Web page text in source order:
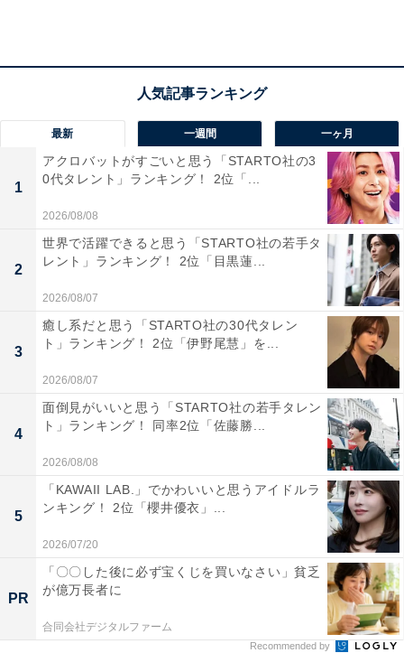
第2位：青山学院大学（18.8％）
2位は、「青山学院大学」でした。
「志願したい大学」関東ランキング総合3位、男子4位、
女子2位と関東圏でも高い人気を誇っています。文化系
学部が通う「青山キャンパス」は、渋谷・青山エリアと
いう都心に位置することもあり、非常におしゃれなイメ
ージを持たれる大学です。理学・工学系が通う「相模原
キャンパス」は湘南エリアに位置し、のびのびと学べる
環境が整っています。
最新 一週間 一ヶ月
1
アクロバットがすごいと思う「STARTO社の3
0代タレント」ランキング！ 2位「...
2026/08/08
2
世界で活躍できると思う「STARTO社の若手タ
レント」ランキング！ 2位「目黒蓮...
2026/08/07
3
癒し系だと思う「STARTO社の30代タレン
ト」ランキング！ 2位「伊野尾慧」を...
2026/08/07
4
面倒見がいいと思う「STARTO社の若手タレン
ト」ランキング！ 同率2位「佐藤勝...
2026/08/08
5
「KAWAII LAB.」でかわいいと思うアイドルラ
ンキング！ 2位「櫻井優衣」...
2026/07/20
PR
「〇〇した後に必ず宝くじを買いなさい」貧乏
が億万長者に
合同会社デジタルファーム
Recommended by